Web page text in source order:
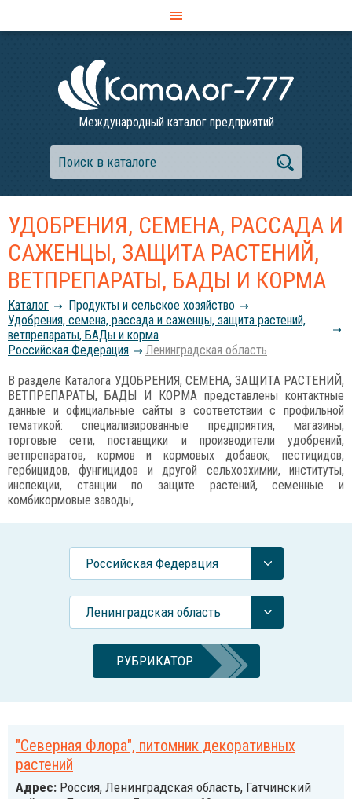
Международный каталог предприятий
УДОБРЕНИЯ, СЕМЕНА, РАССАДА И
САЖЕНЦЫ, ЗАЩИТА РАСТЕНИЙ,
ВЕТПРЕПАРАТЫ, БАДЫ И КОРМА
Каталог
Продукты и сельское хозяйство
Удобрения, семена, рассада и саженцы, защита растений,
ветпрепараты, БАДы и корма
Российcкая Федерация
Ленинградская область
В разделе Каталога УДОБРЕНИЯ, СЕМЕНА, ЗАЩИТА РАСТЕНИЙ,
ВЕТПРЕПАРАТЫ, БАДЫ И КОРМА представлены контактные
данные и официальные сайты в соответствии с профильной
тематикой: специализированные предприятия, магазины,
торговые сети, поставщики и производители удобрений,
ветпрепаратов, кормов и кормовых добавок, пестицидов,
гербицидов, фунгицидов и другой сельхозхимии, институты,
инспекции, станции по защите растений, семенные и
комбикормовые заводы,
Российcкая Федерация
Ленинградская область
РУБРИКАТОР
"Северная Флора", питомник декоративных
растений
Адрес: Россия, Ленинградская область, Гатчинский